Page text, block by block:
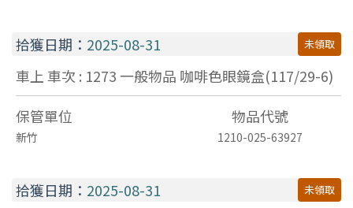
拾獲日期： 2025-08-31 未領取
車上 車次 : 1273一般物品 咖啡色眼鏡盒(117/29-6)
保管單位
物品代號
新竹 1210-025-63927
拾獲日期： 2025-08-31 未領取